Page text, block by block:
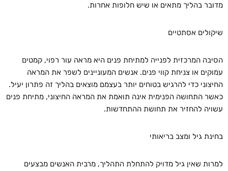
מדובר בהליך מתאים או שיש חלופות אחרות.
שיקולים אסתטיים
הסיבה המרכזית לפנייה למתיחת פנים היא מראה עור רפוי, קמטים
עמוקים או צניחת קווי פנים. אנשים המעוניינים לשפר את המראה
החיצוני כדי להרגיש בטוחים יותר בעצמם מוצאים בהליך זה פתרון יעיל.
כאשר התחושה הפנימית אינה תואמת את המראה החיצוני, מתיחת פנים
עשויה להחזיר את תחושת ההתחדשות.
בחינת גיל ומצב בריאותי
למרות שאין גיל מדויק להתחלת התהליך, מרבית האנשים מבצעים